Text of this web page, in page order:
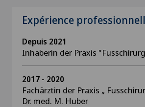
Expérience
Depuis 2021
Inhaberin der Praxis
2017 - 2020
Fachärztin der Praxis „
Dr. med. M. Huber